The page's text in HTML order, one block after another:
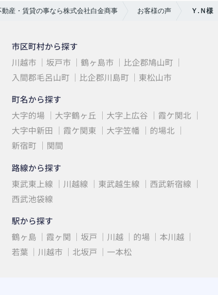
産・賃貸の事なら株式会社白金商事 お客様の声 Ｙ.Ｎ様
市区町村から探す
川越市
坂戸市 鶴ヶ島市
比企郡鳩山町
入間郡毛呂山町
比企郡川島町
東松山市
町名から探す
大字的場
大字鶴ヶ丘 大字上広谷
霞ケ関北
大字中新田
霞ケ関東 大字笠幡
的場北
新宿町
関間
路線から探す
東武東上線
川越線 東武越生線
西武新宿線
西武池袋線
駅から探す
鶴ヶ島
霞ヶ関 坂戸 川越 的場
本川越
若葉
川越市 北坂戸 一本松